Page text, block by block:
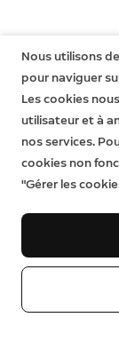
Nous utilisons
pour naviguer
Les cookies
utilisateur et à
nos services.
cookies non
"Gérer les